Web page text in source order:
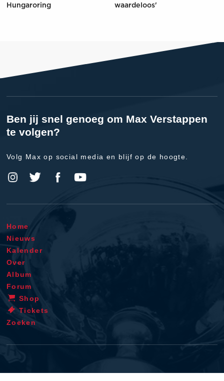
Hungaroring
waardeloos'
Ben jij snel genoeg om Max Verstappen
te volgen?
Volg Max op social media en blijf op de hoogte.
Home
Nieuws
Kalender
Over
Album
Forum
Shop
Tickets
Zoeken